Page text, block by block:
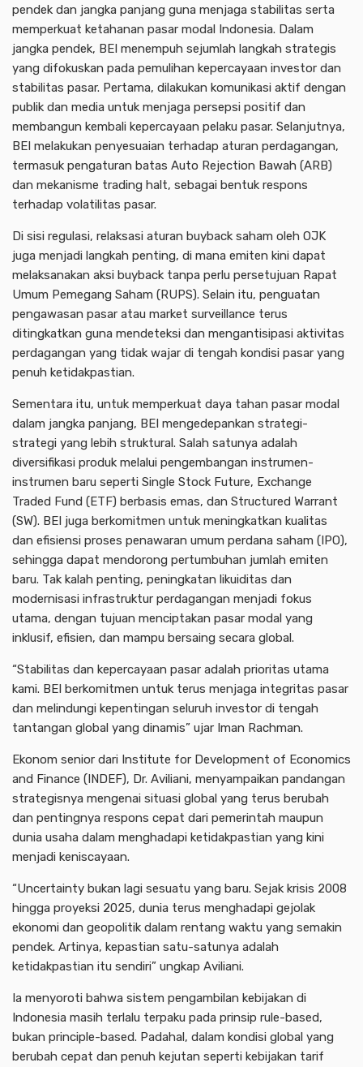
pendek dan jangka panjang guna menjaga stabilitas serta
memperkuat ketahanan pasar modal Indonesia. Dalam
jangka pendek, BEI menempuh sejumlah langkah strategis
yang difokuskan pada pemulihan kepercayaan investor dan
stabilitas pasar. Pertama, dilakukan komunikasi aktif dengan
publik dan media untuk menjaga persepsi positif dan
membangun kembali kepercayaan pelaku pasar. Selanjutnya,
BEI melakukan penyesuaian terhadap aturan perdagangan,
termasuk pengaturan batas Auto Rejection Bawah (ARB)
dan mekanisme trading halt, sebagai bentuk respons
terhadap volatilitas pasar.
Di sisi regulasi, relaksasi aturan buyback saham oleh OJK
juga menjadi langkah penting, di mana emiten kini dapat
melaksanakan aksi buyback tanpa perlu persetujuan Rapat
Umum Pemegang Saham (RUPS). Selain itu, penguatan
pengawasan pasar atau market surveillance terus
ditingkatkan guna mendeteksi dan mengantisipasi aktivitas
perdagangan yang tidak wajar di tengah kondisi pasar yang
penuh ketidakpastian.
Sementara itu, untuk memperkuat daya tahan pasar modal
dalam jangka panjang, BEI mengedepankan strategi-
strategi yang lebih struktural. Salah satunya adalah
diversifikasi produk melalui pengembangan instrumen-
instrumen baru seperti Single Stock Future, Exchange
Traded Fund (ETF) berbasis emas, dan Structured Warrant
(SW). BEI juga berkomitmen untuk meningkatkan kualitas
dan efisiensi proses penawaran umum perdana saham (IPO),
sehingga dapat mendorong pertumbuhan jumlah emiten
baru. Tak kalah penting, peningkatan likuiditas dan
modernisasi infrastruktur perdagangan menjadi fokus
utama, dengan tujuan menciptakan pasar modal yang
inklusif, efisien, dan mampu bersaing secara global.
“Stabilitas dan kepercayaan pasar adalah prioritas utama
kami. BEI berkomitmen untuk terus menjaga integritas pasar
dan melindungi kepentingan seluruh investor di tengah
tantangan global yang dinamis” ujar Iman Rachman.
Ekonom senior dari Institute for Development of Economics
and Finance (INDEF), Dr. Aviliani, menyampaikan pandangan
strategisnya mengenai situasi global yang terus berubah
dan pentingnya respons cepat dari pemerintah maupun
dunia usaha dalam menghadapi ketidakpastian yang kini
menjadi keniscayaan.
“Uncertainty bukan lagi sesuatu yang baru. Sejak krisis 2008
hingga proyeksi 2025, dunia terus menghadapi gejolak
ekonomi dan geopolitik dalam rentang waktu yang semakin
pendek. Artinya, kepastian satu-satunya adalah
ketidakpastian itu sendiri” ungkap Aviliani.
Ia menyoroti bahwa sistem pengambilan kebijakan di
Indonesia masih terlalu terpaku pada prinsip rule-based,
bukan principle-based. Padahal, dalam kondisi global yang
berubah cepat dan penuh kejutan seperti kebijakan tarif